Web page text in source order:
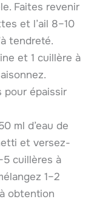
Faites revenir
et l’ail 8–10
tendreté.
et 1 cuillère à
pour épaissir
ml d’eau de
et versez-
cuillères à
1–2
obtention